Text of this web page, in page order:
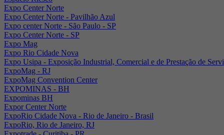
Expo Center Norte
Expo Center Norte - Pavilhão Azul
Expo center Norte - São Paulo - SP
Expo Center Norte - SP
Expo Mag
Expo Rio Cidade Nova
Expo Usipa - Exposição Industrial, Comercial e de Prestação de
ExpoMag - RJ
ExpoMag Convention Center
EXPOMINAS - BH
Expominas BH
Expor Center Norte
ExpoRio Cidade Nova - Rio de Janeiro - Brasil
ExpoRio, Rio de Janeiro, RJ